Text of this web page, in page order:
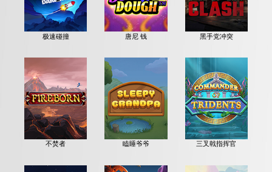
极速碰撞 唐尼 钱 黑手党冲突
不焚者 瞌睡爷爷 三叉戟指挥官